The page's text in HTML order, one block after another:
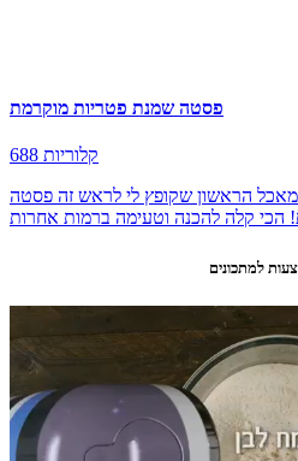
פסטה שמנת פטריות מוקרמת
688 קלוריות
הראשון שקופץ לי לראש זה פסטה
למתכונים